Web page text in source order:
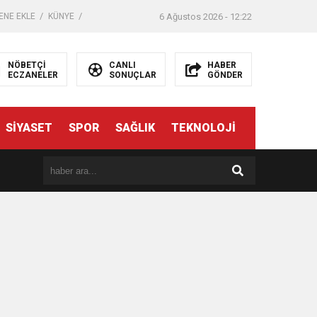
EKLE KÜNYE 6 Ağustos 2026 - 12:22
NÖBETÇİ
ECZANELER
CANLI
SONUÇLAR
HABER
GÖNDER
SİYASET SPOR SAĞLIK TEKNOLOJİ